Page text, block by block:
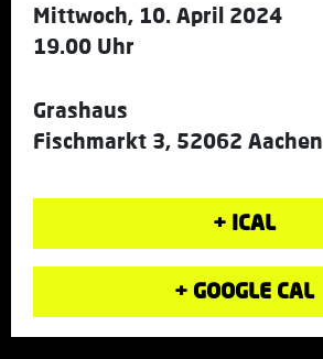
Mittwoch, 10. April 2024
19.00 Uhr
Grashaus
Fischmarkt 3, 52062 Aachen
+ ICAL
+ GOOGLE CAL